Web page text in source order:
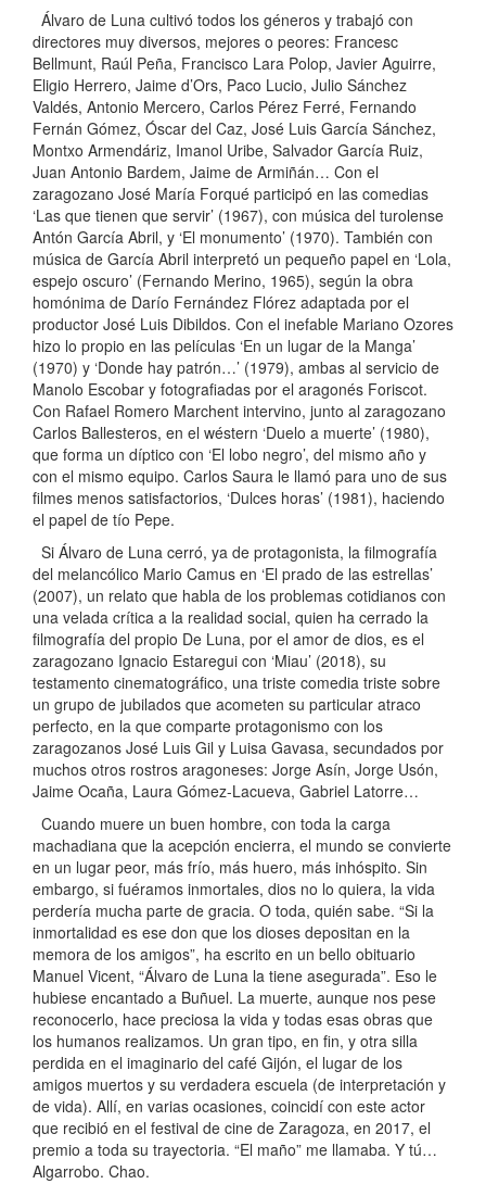
Álvaro de Luna cultivó todos los géneros y trabajó con
directores muy diversos, mejores o peores: Francesc
Bellmunt, Raúl Peña, Francisco Lara Polop, Javier Aguirre,
Eligio Herrero, Jaime d’Ors, Paco Lucio, Julio Sánchez
Valdés, Antonio Mercero, Carlos Pérez Ferré, Fernando
Fernán Gómez, Óscar del Caz, José Luis García Sánchez,
Montxo Armendáriz, Imanol Uribe, Salvador García Ruiz,
Juan Antonio Bardem, Jaime de Armiñán… Con el
zaragozano José María Forqué participó en las comedias
‘Las que tienen que servir’ (1967), con música del turolense
Antón García Abril, y ‘El monumento’ (1970). También con
música de García Abril interpretó un pequeño papel en ‘Lola,
espejo oscuro’ (Fernando Merino, 1965), según la obra
homónima de Darío Fernández Flórez adaptada por el
productor José Luis Dibildos. Con el inefable Mariano Ozores
hizo lo propio en las películas ‘En un lugar de la Manga’
(1970) y ‘Donde hay patrón…’ (1979), ambas al servicio de
Manolo Escobar y fotografiadas por el aragonés Foriscot.
Con Rafael Romero Marchent intervino, junto al zaragozano
Carlos Ballesteros, en el wéstern ‘Duelo a muerte’ (1980),
que forma un díptico con ‘El lobo negro’, del mismo año y
con el mismo equipo. Carlos Saura le llamó para uno de sus
filmes menos satisfactorios, ‘Dulces horas’ (1981), haciendo
el papel de tío Pepe.
Si Álvaro de Luna cerró, ya de protagonista, la filmografía
del melancólico Mario Camus en ‘El prado de las estrellas’
(2007), un relato que habla de los problemas cotidianos con
una velada crítica a la realidad social, quien ha cerrado la
filmografía del propio De Luna, por el amor de dios, es el
zaragozano Ignacio Estaregui con ‘Miau’ (2018), su
testamento cinematográfico, una triste comedia triste sobre
un grupo de jubilados que acometen su particular atraco
perfecto, en la que comparte protagonismo con los
zaragozanos José Luis Gil y Luisa Gavasa, secundados por
muchos otros rostros aragoneses: Jorge Asín, Jorge Usón,
Jaime Ocaña, Laura Gómez-Lacueva, Gabriel Latorre…
Cuando muere un buen hombre, con toda la carga
machadiana que la acepción encierra, el mundo se convierte
en un lugar peor, más frío, más huero, más inhóspito. Sin
embargo, si fuéramos inmortales, dios no lo quiera, la vida
perdería mucha parte de gracia. O toda, quién sabe. “Si la
inmortalidad es ese don que los dioses depositan en la
memora de los amigos”, ha escrito en un bello obituario
Manuel Vicent, “Álvaro de Luna la tiene asegurada”. Eso le
hubiese encantado a Buñuel. La muerte, aunque nos pese
reconocerlo, hace preciosa la vida y todas esas obras que
los humanos realizamos. Un gran tipo, en fin, y otra silla
perdida en el imaginario del café Gijón, el lugar de los
amigos muertos y su verdadera escuela (de interpretación y
de vida). Allí, en varias ocasiones, coincidí con este actor
que recibió en el festival de cine de Zaragoza, en 2017, el
premio a toda su trayectoria. “El maño” me llamaba. Y tú…
Algarrobo. Chao.